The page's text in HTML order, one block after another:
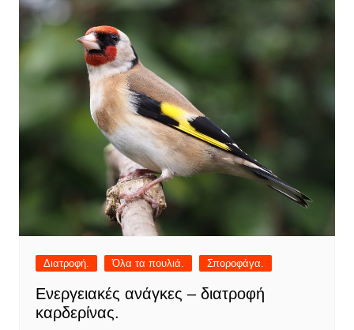
Διατροφή. Όλα τα πουλιά. Σποροφάγα.
Ενεργειακές ανάγκες – διατροφή
καρδερίνας.